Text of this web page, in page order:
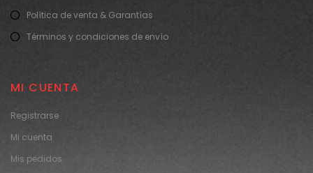
Política de venta & Garantías
Términos y condiciones de envío
MI CUENTA
Registrarse
Mi cuenta
Mis pedidos